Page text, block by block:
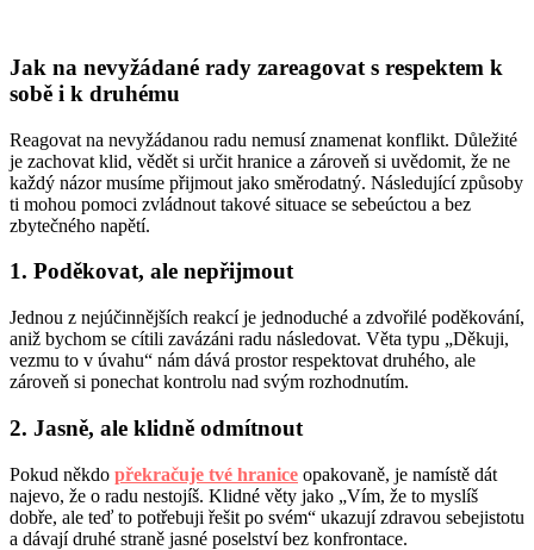
Jak na nevyžádané rady zareagovat s respektem k
sobě i k druhému
Reagovat na nevyžádanou radu nemusí znamenat konflikt. Důležité
je zachovat klid, vědět si určit hranice a zároveň si uvědomit, že ne
každý názor musíme přijmout jako směrodatný. Následující způsoby
ti mohou pomoci zvládnout takové situace se sebeúctou a bez
zbytečného napětí.
1. Poděkovat, ale nepřijmout
Jednou z nejúčinnějších reakcí je jednoduché a zdvořilé poděkování,
aniž bychom se cítili zavázáni radu následovat. Věta typu „Děkuji,
vezmu to v úvahu“ nám dává prostor respektovat druhého, ale
zároveň si ponechat kontrolu nad svým rozhodnutím.
2. Jasně, ale klidně odmítnout
Pokud někdo překračuje tvé hranice opakovaně, je namístě dát
najevo, že o radu nestojíš. Klidné věty jako „Vím, že to myslíš
dobře, ale teď to potřebuji řešit po svém“ ukazují zdravou sebejistotu
a dávají druhé straně jasné poselství bez konfrontace.